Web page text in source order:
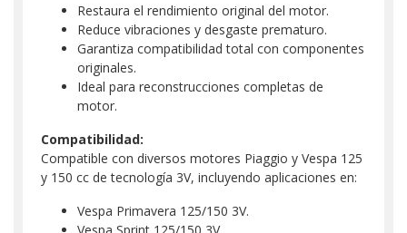
Restaura el rendimiento original del motor.
Reduce vibraciones y desgaste prematuro.
Garantiza compatibilidad total con componentes
originales.
Ideal para reconstrucciones completas de
motor.
Compatibilidad:
Compatible con diversos motores Piaggio y Vespa 125
y 150 cc de tecnología 3V, incluyendo aplicaciones en:
Vespa Primavera 125/150 3V.
Vespa Sprint 125/150 3V.